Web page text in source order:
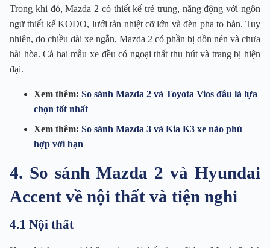
Trong khi đó, Mazda 2 có thiết kế trẻ trung, năng động với ngôn
ngữ thiết kế KODO, lưới tản nhiệt cỡ lớn và đèn pha to bản. Tuy
nhiên, do chiều dài xe ngắn, Mazda 2 có phần bị dồn nén và chưa
hài hòa. Cả hai mẫu xe đều có ngoại thất thu hút và trang bị hiện
đại.
Xem thêm: So sánh Mazda 2 và Toyota Vios đâu là lựa
chọn tốt nhất
Xem thêm: So sánh Mazda 3 và Kia K3 xe nào phù
hợp với bạn
4. So sánh Mazda 2 và Hyundai
Accent về nội thất và tiện nghi
4.1 Nội thất